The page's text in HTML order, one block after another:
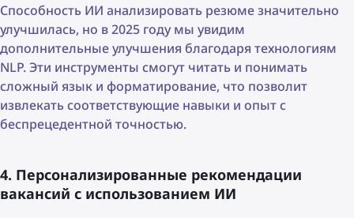
Способность ИИ анализировать резюме значительно
улучшилась, но в 2025 году мы увидим
дополнительные улучшения благодаря технологиям
NLP. Эти инструменты смогут читать и понимать
сложный язык и форматирование, что позволит
извлекать соответствующие навыки и опыт с
беспрецедентной точностью.
4. Персонализированные рекомендации
вакансий с использованием ИИ